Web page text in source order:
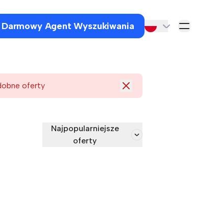
Darmowy Agent Wyszukiwania
oferty
Najpopularniejsze
oferty